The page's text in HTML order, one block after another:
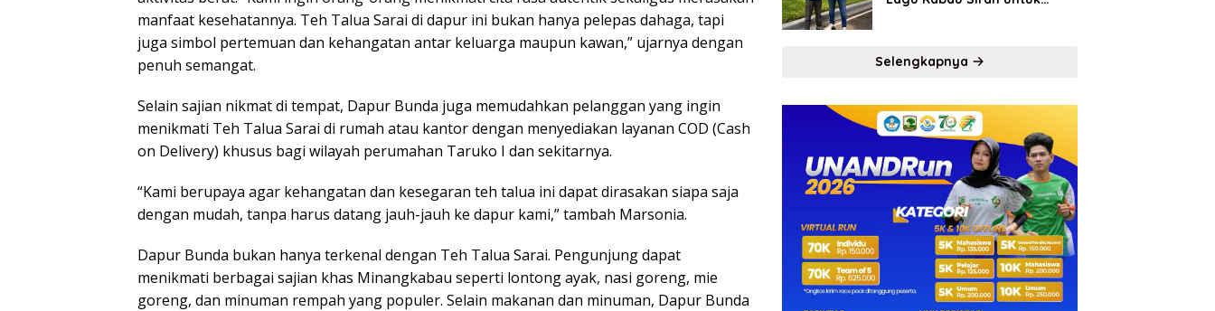
manfaat kesehatannya. Teh Talua Sarai di dapur ini bukan hanya pelepas dahaga, tapi
juga simbol pertemuan dan kehangatan antar keluarga maupun kawan,” ujarnya dengan
penuh semangat.
Selain sajian nikmat di tempat, Dapur Bunda juga memudahkan pelanggan yang ingin
menikmati Teh Talua Sarai di rumah atau kantor dengan menyediakan layanan COD (Cash
on Delivery) khusus bagi wilayah perumahan Taruko I dan sekitarnya.
“Kami berupaya agar kehangatan dan kesegaran teh talua ini dapat dirasakan siapa saja
dengan mudah, tanpa harus datang jauh-jauh ke dapur kami,” tambah Marsonia.
Dapur Bunda bukan hanya terkenal dengan Teh Talua Sarai. Pengunjung dapat
menikmati berbagai sajian khas Minangkabau seperti lontong ayak, nasi goreng, mie
goreng, dan minuman rempah yang populer. Selain makanan dan minuman, Dapur Bunda
Selengkapnya